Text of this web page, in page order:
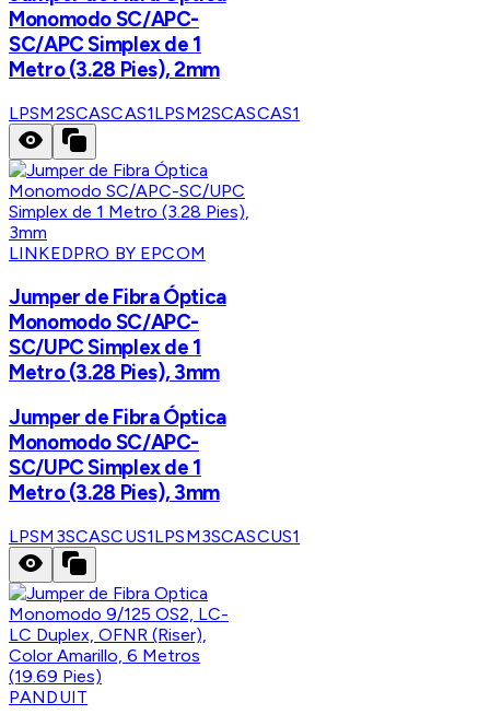
Monomodo SC/APC-
SC/APC Simplex de 1
Metro (3.28 Pies), 2mm
LPSM2SCASCAS1LPSM2SCASCAS1
LINKEDPRO BY EPCOM
Jumper de Fibra Óptica
Monomodo SC/APC-
SC/UPC Simplex de 1
Metro (3.28 Pies), 3mm
Jumper de Fibra Óptica
Monomodo SC/APC-
SC/UPC Simplex de 1
Metro (3.28 Pies), 3mm
LPSM3SCASCUS1LPSM3SCASCUS1
PANDUIT